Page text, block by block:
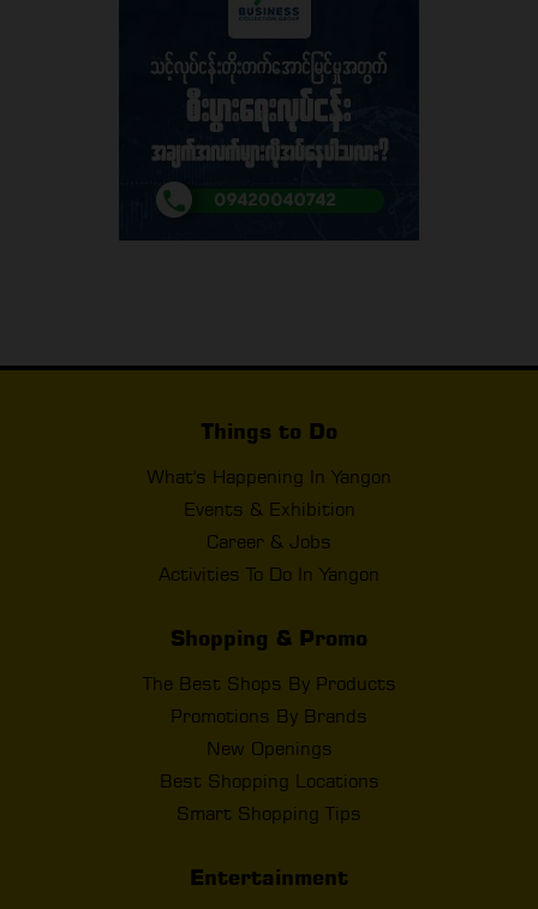
Things to Do
What's Happening In Yangon
Events & Exhibition
Career & Jobs
Activities To Do In Yangon
Shopping & Promo
The Best Shops By Products
Promotions By Brands
New Openings
Best Shopping Locations
Smart Shopping Tips
Entertainment